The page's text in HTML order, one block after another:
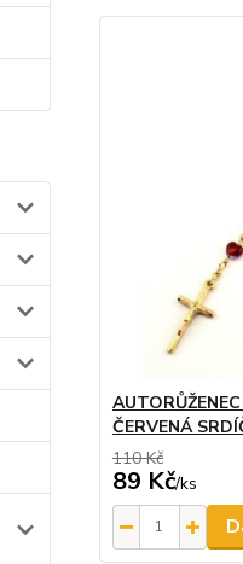
ČERVENÁ
110 Kč
89 Kč/ks